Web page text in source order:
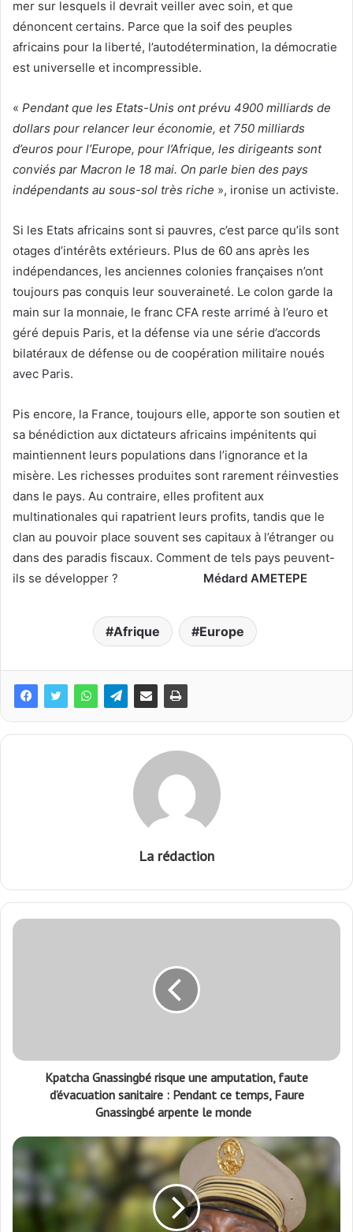
mer sur lesquels il devrait veiller avec soin, et que
dénoncent certains. Parce que la soif des peuples
africains pour la liberté, l’autodétermination, la démocratie
est universelle et incompressible.
« Pendant que les Etats-Unis ont prévu 4900 milliards de
dollars pour relancer leur économie, et 750 milliards
d’euros pour l’Europe, pour l’Afrique, les dirigeants sont
conviés par Macron le 18 mai. On parle bien des pays
indépendants au sous-sol très riche », ironise un activiste.
Si les Etats africains sont si pauvres, c’est parce qu’ils sont
otages d’intérêts extérieurs. Plus de 60 ans après les
indépendances, les anciennes colonies françaises n’ont
toujours pas conquis leur souveraineté. Le colon garde la
main sur la monnaie, le franc CFA reste arrimé à l’euro et
géré depuis Paris, et la défense via une série d’accords
bilatéraux de défense ou de coopération militaire noués
avec Paris.
Pis encore, la France, toujours elle, apporte son soutien et
sa bénédiction aux dictateurs africains impénitents qui
maintiennent leurs populations dans l’ignorance et la
misère. Les richesses produites sont rarement réinvesties
dans le pays. Au contraire, elles profitent aux
multinationales qui rapatrient leurs profits, tandis que le
clan au pouvoir place souvent ses capitaux à l’étranger ou
dans des paradis fiscaux. Comment de tels pays peuvent-
ils se développer ? Médard AMETEPE
Afrique Europe
La rédaction
Kpatcha Gnassingbé risque une amputation, faute
d’évacuation sanitaire : Pendant ce temps, Faure
Gnassingbé arpente le monde